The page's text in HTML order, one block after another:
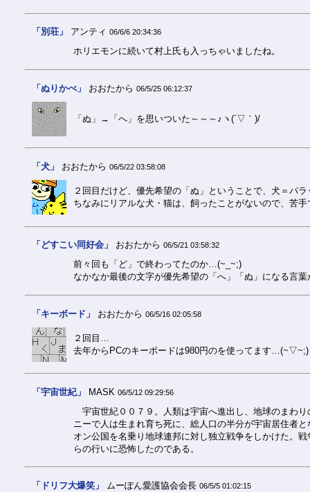
「別荘」 アンティ 06/6/6 20:34:36
ホリエモンに続いて村上氏も入っちゃいましたね。
「ぬりかべ」 おおたから 06/5/25 06:12:37
「ぬ」→「へ」を思いついた～～～♪ヽ(´▽｀)/
「犬」 おおたから 06/5/22 03:58:08
２回目だけど、優先希望の「ぬ」ということで、犬＝パ
ちなみにリアルな犬・猫は、飼ったことがないので、苦
「どすこい同好会」 おおたから 06/5/21 03:58:32
前々回も「ど」で終わってたのか…(~_~;)
なかなか最後の文字が優先希望の「へ」「ぬ」になる言
「キーボード」 おおたから 06/5/16 02:05:58
２回目…
去年からPCのキーボードは980円のを使ってます…(~▽~;)
「宇宙世紀」 MASK 06/5/12 09:29:56
宇宙世紀００７９。人類は宇宙へ進出し、地球のまわ
ニーで人は生まれ育ち死に、総人口の半分が宇宙居住者
オン公国を名乗り地球連邦に対し独立戦争をしかけた。
らの行いに恐怖したのである。
「ドリフ大爆笑」 ムーぽん愛護協会会長 06/5/5 01:02:15